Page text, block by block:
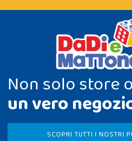
Non solo store
un vero
SCOPRI TUTTI I NOSTRI